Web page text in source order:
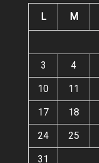
L M
3 4
10 11
17 18
24 25
31